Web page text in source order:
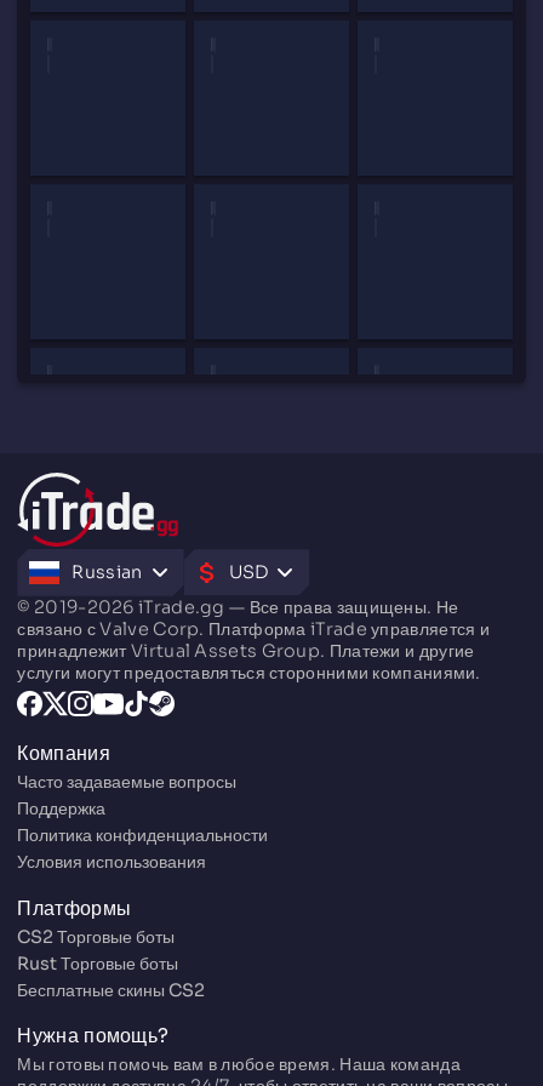
Survival Knife
Russian
USD
© 2019-2026 iTrade.gg — Все права защищены. Не
связано с Valve Corp. Платформа iTrade управляется и
принадлежит Virtual Assets Group. Платежи и другие
услуги могут предоставляться сторонними компаниями.
Нужна помощь?
Мы готовы помочь вам в любое время. Наша команда
Компания
Часто задаваемые вопросы
Поддержка
Политика конфиденциальности
Условия использования
Платформы
CS2 Торговые боты
Rust Торговые боты
Бесплатные скины CS2